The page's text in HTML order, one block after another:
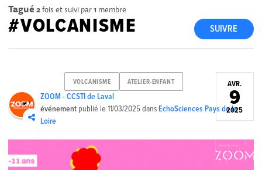
Tagué 2fois et suivi par1 membre
SUIVRE
#VOLCANISME
VOLCANISME ATELIER-ENFANT
ZOOM - CCSTI de Laval
événement publié le11/03/2025dansEchoSciences Pays de la
Loire
AVR.
9
2025